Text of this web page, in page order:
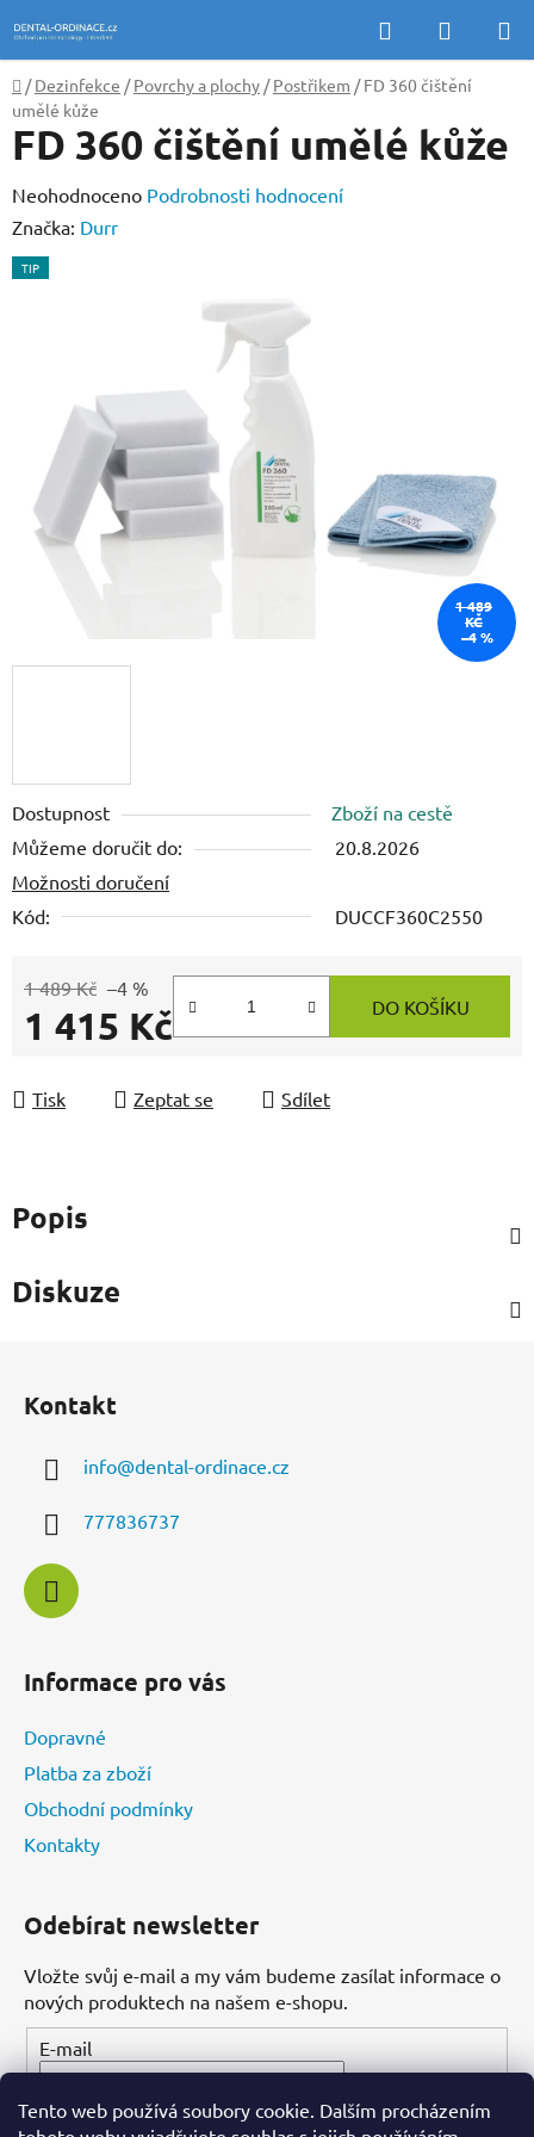
Tento web používá soubory cookie. Dalším procházením
na
obsah
Hledat
KOŠÍK
Domů
/ Dezinfekce / Povrchy a plochy / Postřikem / FD 360 čištění
umělé kůže
Dostupnost
Zboží na cestě
Můžeme doručit do:
20.8.2026
Možnosti doručení
Kód:
DUCCF360C2550
1 489 Kč –4 %
1 415 Kč DO KOŠÍKU
Tisk Zeptat se Sdílet
FD 360 čištění umělé kůže
Průměrné
hodnocení
produktu
hvězdiček.
Neohodnoceno Podrobnosti hodnocení
Značka: Durr
TIP
1 489
KČ
–4 %
Popis
Diskuze
Kontakt
info@dental-ordinace.cz
777836737
Informace pro vás
Dopravné
Platba za zboží
Obchodní podmínky
Kontakty
Odebírat newsletter
Vložte svůj e-mail a my vám budeme zasílat informace o
nových produktech na našem e-shopu.
E-mail
PŘIHLÁSIT SE